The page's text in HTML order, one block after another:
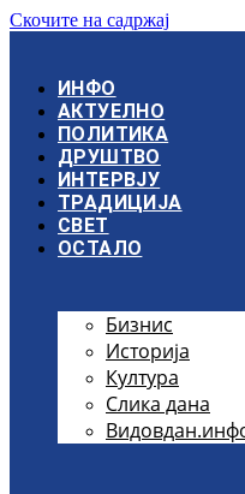
Скочите на садржај
ИНФО
АКТУЕЛНО
ПОЛИТИКА
ДРУШТВО
ИНТЕРВЈУ
ТРАДИЦИЈА
СВЕТ
ОСТАЛО
Бизнис
Историја
Култура
Слика дана